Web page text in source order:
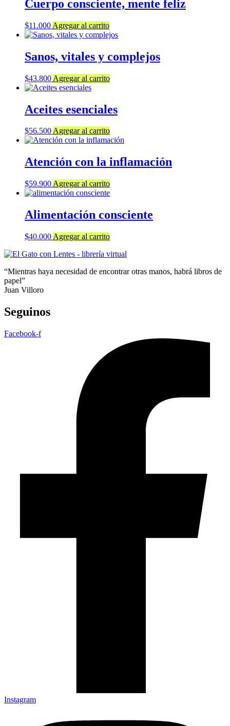
Cuerpo consciente, mente feliz
$11.000 Agregar al carrito
Sanos, vitales y complejos
$43.800 Agregar al carrito
Aceites esenciales
$56.500Agregar al carrito
Atención con la inflamación
$59.900 Agregar al carrito
Alimentación consciente
$40.000 Agregar al carrito
“Mientras haya necesidad de encontrar otras manos, habrá libros de
papel”
Juan Villoro
Seguinos
Facebook-f
Instagram